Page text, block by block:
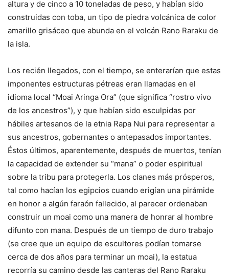
altura y de cinco a 10 toneladas de peso, y habían sido
construidas con toba, un tipo de piedra volcánica de color
amarillo grisáceo que abunda en el volcán Rano Raraku de
la isla.
Los recién llegados, con el tiempo, se enterarían que estas
imponentes estructuras pétreas eran llamadas en el
idioma local “Moai Aringa Ora” (que significa “rostro vivo
de los ancestros”), y que habían sido esculpidas por
hábiles artesanos de la etnia Rapa Nui para representar a
sus ancestros, gobernantes o antepasados importantes.
Éstos últimos, aparentemente, después de muertos, tenían
la capacidad de extender su “mana” o poder espiritual
sobre la tribu para protegerla. Los clanes más prósperos,
tal como hacían los egipcios cuando erigían una pirámide
en honor a algún faraón fallecido, al parecer ordenaban
construir un moai como una manera de honrar al hombre
difunto con mana. Después de un tiempo de duro trabajo
(se cree que un equipo de escultores podían tomarse
cerca de dos años para terminar un moai), la estatua
recorría su camino desde las canteras del Rano Raraku